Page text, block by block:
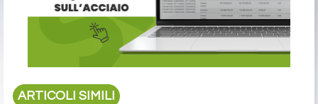
ARTICOLI SIMILI